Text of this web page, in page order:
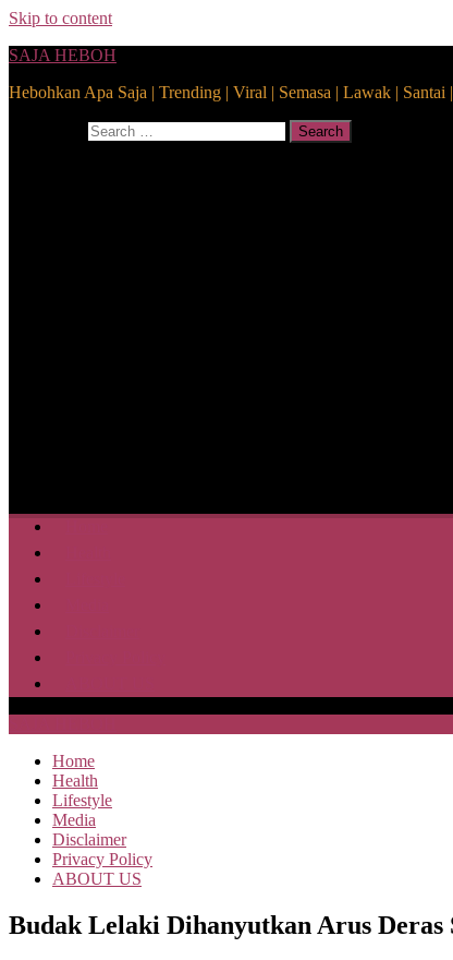
Skip to content
SAJA HEBOH
Hebohkan Apa Saja | Trending | Viral | Semasa | Lawak | Santai
Search
Home
Health
Lifestyle
Media
Disclaimer
Privacy Policy
ABOUT US
Budak Lelaki Dihanyutkan Arus Deras